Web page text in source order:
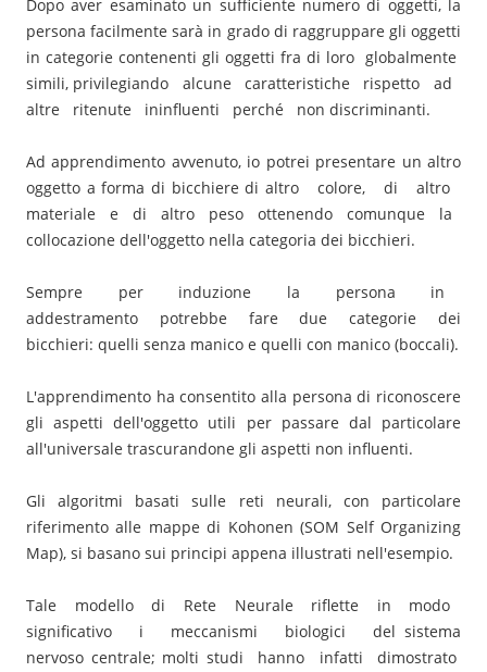
Dopo aver esaminato un sufficiente numero di oggetti, la
persona facilmente sarà in grado di raggruppare gli oggetti
in categorie contenenti gli oggetti fra di loro globalmente
simili, privilegiando alcune caratteristiche rispetto ad
altre ritenute ininfluenti perché non discriminanti.
Ad apprendimento avvenuto, io potrei presentare un altro
oggetto a forma di bicchiere di altro colore, di altro
materiale e di altro peso ottenendo comunque la
collocazione dell'oggetto nella categoria dei bicchieri.
Sempre per induzione la persona in
addestramento potrebbe fare due categorie dei
bicchieri: quelli senza manico e quelli con manico (boccali).
L'apprendimento ha consentito alla persona di riconoscere
gli aspetti dell'oggetto utili per passare dal particolare
all'universale trascurandone gli aspetti non influenti.
Gli algoritmi basati sulle reti neurali, con particolare
riferimento alle mappe di Kohonen (SOM Self Organizing
Map), si basano sui principi appena illustrati nell'esempio.
Tale modello di Rete Neurale riflette in modo
significativo i meccanismi biologici del sistema
nervoso centrale; molti studi hanno infatti dimostrato